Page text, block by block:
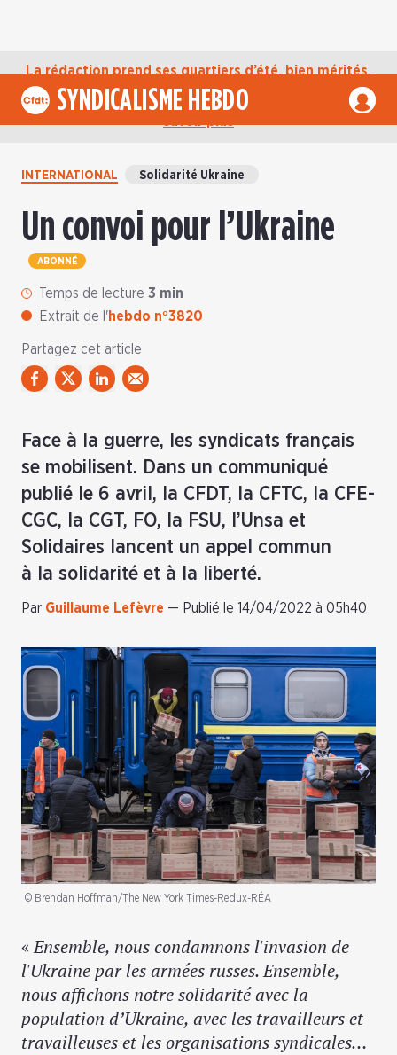
La rédaction prend ses quartiers d’été, bien mérités,
jusqu’au mardi 1er septembre. D’ici là, retrouvez
l’actualité de la CFDT sur notre compte Bluesky. En
SYNDICALISME HEBDO
INTERNATIONAL Solidarité Ukraine
Un convoi pour l’Ukraine
ABONNÉ
Temps de lecture 3 min
Extrait de l'hebdo n°3820
Partagez cet article
Face à la guerre, les syndicats français
se mobilisent. Dans un communiqué
publié le 6 avril, la CFDT, la CFTC, la CFE-
CGC, la CGT, FO, la FSU, l’Unsa et
Solidaires lancent un appel commun
à la solidarité et à la liberté.
Par Guillaume Lefèvre — Publié le 14/04/2022 à 05h40
© Brendan Hoffman/The New York Times-Redux-RÉA
«Ensemble, nous condamnons l'invasion de
l'Ukraine par les armées russes. Ensemble,
nous affichons notre solidarité avec la
population d’Ukraine, avec les travailleurs et
travailleuses et les organisations syndicales…